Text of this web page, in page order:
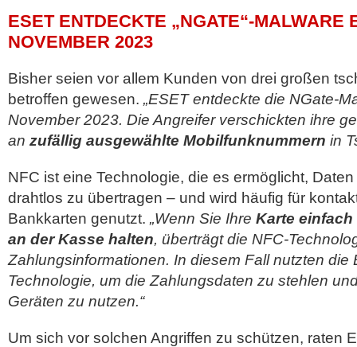
ESET ENTDECKTE „NGATE“-MALWARE
NOVEMBER 2023
Bisher seien vor allem Kunden von drei großen
betroffen gewesen. „ESET entdeckte die NGate-
November 2023. Die Angreifer verschickten ihre
an zufällig ausgewählte Mobilfunknummern in
NFC ist eine Technologie, die es ermöglicht,
drahtlos zu übertragen – und wird häufig für
Bankkarten genutzt. „Wenn Sie Ihre Karte
an der Kasse halten, überträgt die NFC-
Zahlungsinformationen. In diesem Fall nutzten die
Technologie, um die Zahlungsdaten zu stehlen
Geräten zu nutzen.“
Um sich vor solchen Angriffen zu schützen, raten